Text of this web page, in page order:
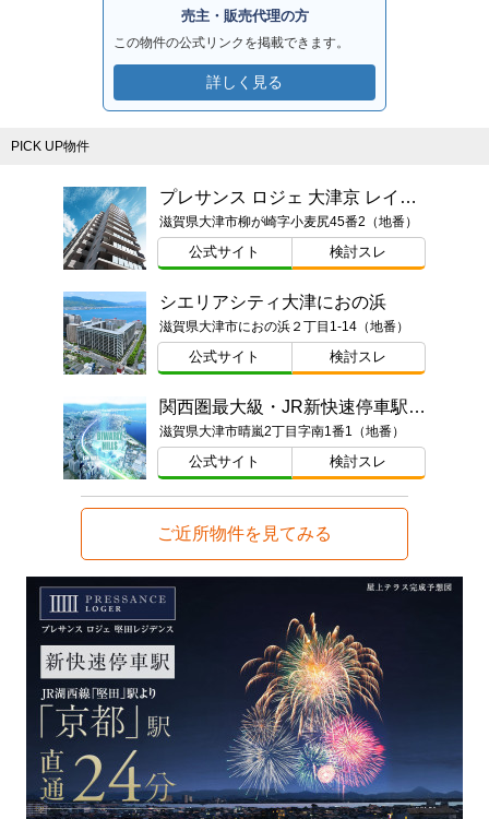
売主・販売代理の方
この物件の公式リンクを掲載できます。
詳しく見る
PICK UP物件
プレサンス ロジェ 大津京 レイクヴィラ
滋賀県大津市柳が崎字小麦尻45番2（地番）
公式サイト 検討スレ
シエリアシティ大津におの浜
滋賀県大津市におの浜２丁目1-14（地番）
公式サイト 検討スレ
関西圏最大級・JR新快速停車駅・駅徒歩1分プロジェクト
滋賀県大津市晴嵐2丁目字南1番1（地番）
公式サイト 検討スレ
ご近所物件を見てみる